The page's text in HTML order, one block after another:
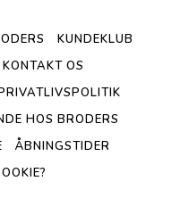
KUNDEKLUB
KONTAKT OS
HOS BRODERS
ÅBNINGSTIDER